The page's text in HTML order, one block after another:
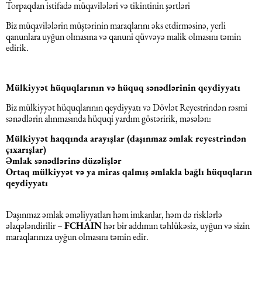
Torpaqdan istifadə müqavilələri və tikintinin şərtləri
Biz müqavilələrin müştərinin maraqlarını əks etdirməsinə, yerli
qanunlara uyğun olmasına və qanuni qüvvəyə malik olmasını təmin
edirik.
Mülkiyyət hüquqlarının və hüquq sənədlərinin qeydiyyatı
Biz mülkiyyət hüquqlarının qeydiyyatı və Dövlət Reyestrindən rəsmi
sənədlərin alınmasında hüquqi yardım göstəririk, məsələn:
Mülkiyyət haqqında arayışlar (daşınmaz əmlak reyestrindən
çıxarışlar)
Əmlak sənədlərinə düzəlişlər
Ortaq mülkiyyət və ya miras qalmış əmlakla bağlı hüquqların
qeydiyyatı
Daşınmaz əmlak əməliyyatları həm imkanlar, həm də risklərlə
əlaqələndirilir –FCHAINhər bir addımın təhlükəsiz, uyğun və sizin
maraqlarınıza uyğun olmasını təmin edir.